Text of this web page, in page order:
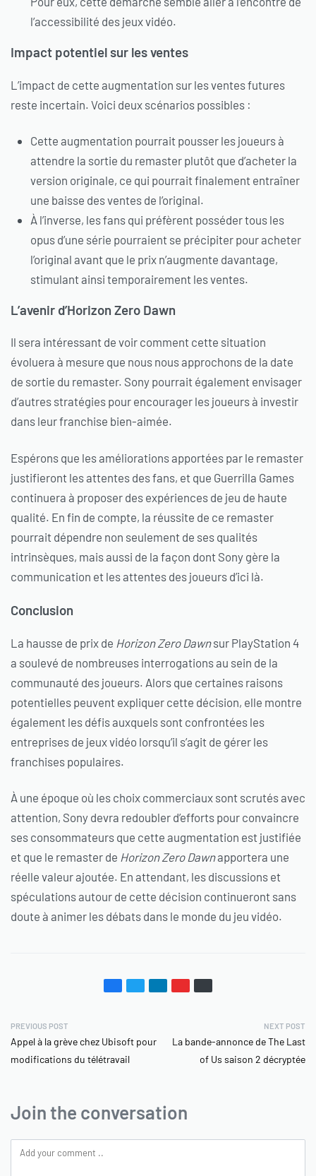
l’accessibilité des jeux vidéo.
Impact potentiel sur les ventes
L’impact de cette augmentation sur les ventes futures
reste incertain. Voici deux scénarios possibles :
Cette augmentation pourrait pousser les joueurs à
attendre la sortie du remaster plutôt que d’acheter la
version originale, ce qui pourrait finalement entraîner
une baisse des ventes de l’original.
À l’inverse, les fans qui préfèrent posséder tous les
opus d’une série pourraient se précipiter pour acheter
l’original avant que le prix n’augmente davantage,
stimulant ainsi temporairement les ventes.
L’avenir d’Horizon Zero Dawn
Il sera intéressant de voir comment cette situation
évoluera à mesure que nous nous approchons de la date
de sortie du remaster. Sony pourrait également envisager
d’autres stratégies pour encourager les joueurs à investir
dans leur franchise bien-aimée.
Espérons que les améliorations apportées par le remaster
justifieront les attentes des fans, et que Guerrilla Games
continuera à proposer des expériences de jeu de haute
qualité. En fin de compte, la réussite de ce remaster
pourrait dépendre non seulement de ses qualités
intrinsèques, mais aussi de la façon dont Sony gère la
communication et les attentes des joueurs d’ici là.
Conclusion
La hausse de prix de Horizon Zero Dawnsur PlayStation 4
a soulevé de nombreuses interrogations au sein de la
communauté des joueurs. Alors que certaines raisons
potentielles peuvent expliquer cette décision, elle montre
également les défis auxquels sont confrontées les
entreprises de jeux vidéo lorsqu’il s’agit de gérer les
franchises populaires.
À une époque où les choix commerciaux sont scrutés avec
attention, Sony devra redoubler d’efforts pour convaincre
ses consommateurs que cette augmentation est justifiée
et que le remaster de Horizon Zero Dawnapportera une
réelle valeur ajoutée. En attendant, les discussions et
spéculations autour de cette décision continueront sans
doute à animer les débats dans le monde du jeu vidéo.
PREVIOUS POST
Appel à la grève chez Ubisoft pour
modifications du télétravail
NEXT POST
La bande-annonce de The Last
of Us saison 2 décryptée
Join the conversation